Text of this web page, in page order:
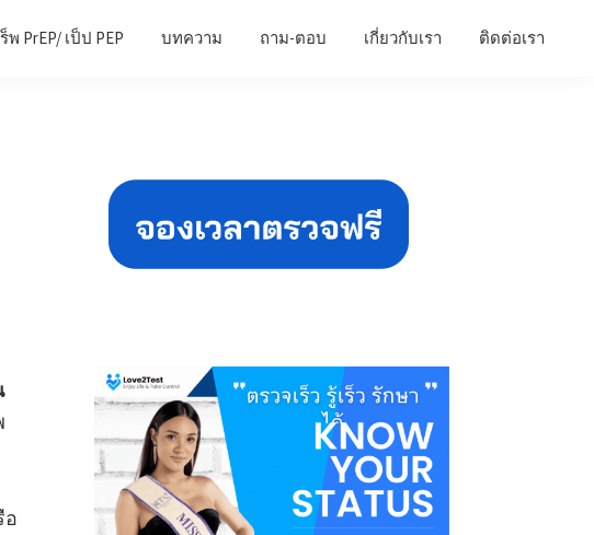
พ PrEP/ เป็ป PEP บทความ ถาม-ตอบ เกี่ยวกับเรา ติดต่อเรา
อ
Sidebar